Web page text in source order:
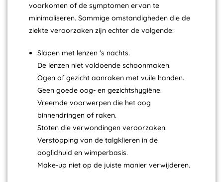
voorkomen of de symptomen ervan te
minimaliseren. Sommige omstandigheden die de
ziekte veroorzaken zijn echter de volgende:
Slapen met lenzen 's nachts.
De lenzen niet voldoende schoonmaken.
Ogen of gezicht aanraken met vuile handen.
Geen goede oog- en gezichtshygiëne.
Vreemde voorwerpen die het oog
binnendringen of raken.
Stoten die verwondingen veroorzaken.
Verstopping van de talgklieren in de
ooglidhuid en wimperbasis.
Make-up niet op de juiste manier verwijderen.